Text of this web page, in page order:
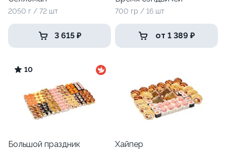
2050 г / 72 шт
3 615 ₽
700 гр / 16 шт
от 1 389 ₽
10
Большой праздник Хайпер